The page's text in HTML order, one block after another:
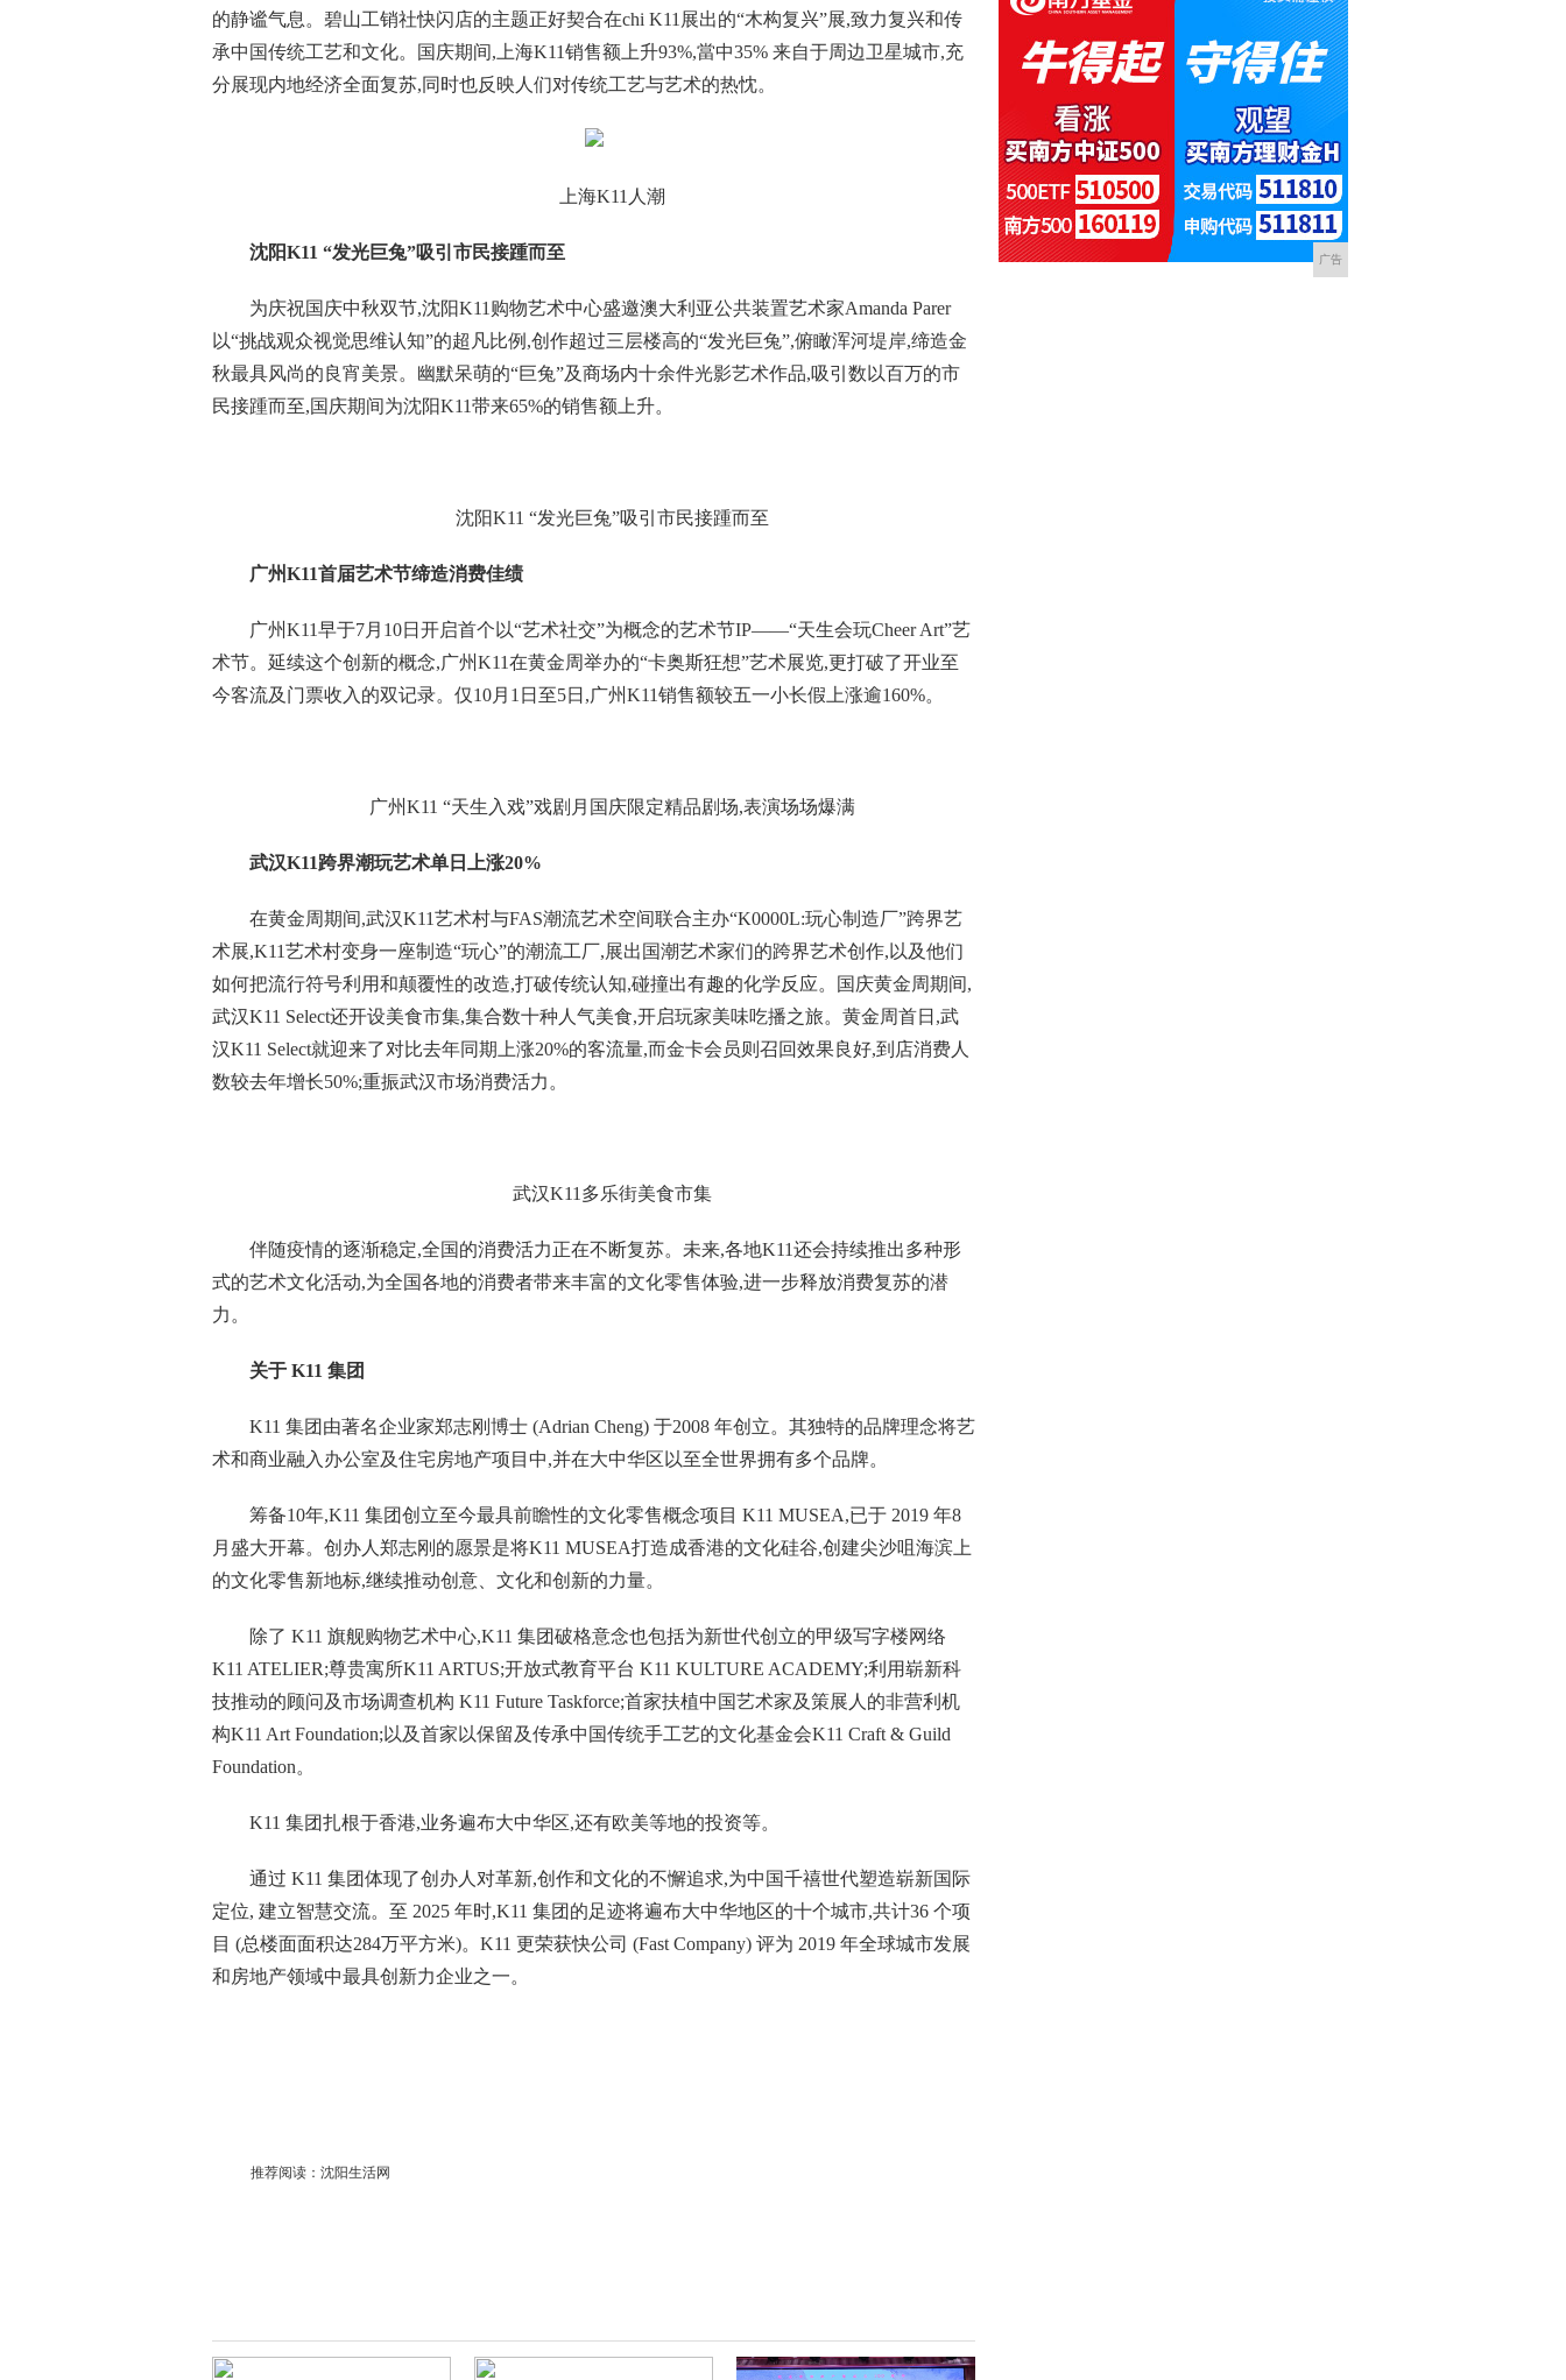
的静谧气息。碧山工销社快闪店的主题正好契合在chi K11展出的“木构复兴”展,致力复兴和传
承中国传统工艺和文化。国庆期间,上海K11销售额上升93%,當中35% 来自于周边卫星城市,充
分展现内地经济全面复苏,同时也反映人们对传统工艺与艺术的热忱。
上海K11人潮
沈阳K11 “发光巨兔”吸引市民接踵而至
为庆祝国庆中秋双节,沈阳K11购物艺术中心盛邀澳大利亚公共装置艺术家Amanda Parer
以“挑战观众视觉思维认知”的超凡比例,创作超过三层楼高的“发光巨兔”,俯瞰浑河堤岸,缔造金
秋最具风尚的良宵美景。幽默呆萌的“巨兔”及商场内十余件光影艺术作品,吸引数以百万的市
民接踵而至,国庆期间为沈阳K11带来65%的销售额上升。
沈阳K11 “发光巨兔”吸引市民接踵而至
广州K11首届艺术节缔造消费佳绩
广州K11早于7月10日开启首个以“艺术社交”为概念的艺术节IP——“天生会玩Cheer Art”艺
术节。延续这个创新的概念,广州K11在黄金周举办的“卡奥斯狂想”艺术展览,更打破了开业至
今客流及门票收入的双记录。仅10月1日至5日,广州K11销售额较五一小长假上涨逾160%。
广州K11 “天生入戏”戏剧月国庆限定精品剧场,表演场场爆满
武汉K11跨界潮玩艺术单日 上涨20%
在黄金周期间,武汉K11艺术村与FAS潮流艺术空间联合主办“K0000L:玩心制造厂”跨界艺
术展,K11艺术村变身一座制造“玩心”的潮流工厂,展出国潮艺术家们的跨界艺术创作,以及他们
如何把流行符号利用和颠覆性的改造,打破传统认知,碰撞出有趣的化学反应。国庆黄金周期间,
武汉K11 Select还开设美食市集,集合数十种人气美食,开启玩家美味吃播之旅。黄金周首日,武
汉K11 Select就迎来了对比去年同期上涨20%的客流量,而金卡会员则召回效果良好,到店消费人
数较去年增长50%;重振武汉市场消费活力。
武汉K11多乐街美食市集
伴随疫情的逐渐稳定,全国的消费活力正在不断复苏。未来,各地K11还会持续推出多种形
式的艺术文化活动,为全国各地的消费者带来丰富的文化零售体验,进一步释放消费复苏的潜
力。
关于 K11 集团
K11 集团由著名企业家郑志刚博士 (Adrian Cheng) 于2008 年创立。其独特的品牌理念将艺
术和商业融入办公室及住宅房地产项目中,并在大中华区以至全世界拥有多个品牌。
筹备10年,K11 集团创立至今最具前瞻性的文化零售概念项目 K11 MUSEA,已于 2019 年8
月盛大开幕。创办人郑志刚的愿景是将K11 MUSEA打造成香港的文化硅谷,创建尖沙咀海滨上
的文化零售新地标,继续推动创意、文化和创新的力量。
除了 K11 旗舰购物艺术中心,K11 集团破格意念也包括为新世代创立的甲级写字楼网络
K11 ATELIER;尊贵寓所K11 ARTUS;开放式教育平台 K11 KULTURE ACADEMY;利用崭新科
技推动的顾问及市场调查机构 K11 Future Taskforce;首家扶植中国艺术家及策展人的非营利机
构K11 Art Foundation;以及首家以保留及传承中国传统手工艺的文化基金会K11 Craft & Guild
Foundation。
K11 集团扎根于香港,业务遍布大中华区,还有欧美等地的投资等。
通过 K11 集团体现了创办人对革新,创作和文化的不懈追求,为中国千禧世代塑造崭新国际
定位, 建立智慧交流。至 2025 年时,K11 集团的足迹将遍布大中华地区的十个城市,共计36 个项
目 (总楼面面积达284万平方米)。K11 更荣获快公司 (Fast Company) 评为 2019 年全球城市发展
和房地产领域中最具创新力企业之一。
推荐阅读： 沈阳生活网
广告